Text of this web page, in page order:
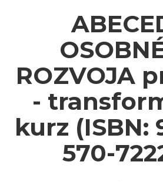
ROZVOJA
-
kurz (ISBN:
570-